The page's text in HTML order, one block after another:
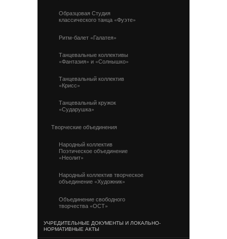
Образцовая Студия
классического танца «Фуэте»
Ритм-балет «Галатея»
Танцевальные коллективы
«Фантазия» и «Солнышко»
Танцевальный коллектив
«Крисс»
Танцевальный кружок
«Сударушка»
Творческие объединения
Народный коллектив
Поэтическое объединение
«Неолит»
Народный коллектив творческое
объединение «Художник»
Объединение свободного
творчества «ОСТ»
УЧРЕДИТЕЛЬНЫЕ ДОКУМЕНТЫ И ЛОКАЛЬНО-
НОРМАТИВНЫЕ АКТЫ